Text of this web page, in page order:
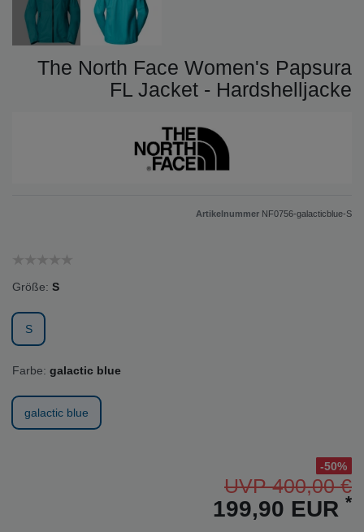
The North Face Women's Papsura
FL Jacket - Hardshelljacke
Artikelnummer NF0756-galacticblue-S
Größe: S
S
Farbe: galactic blue
galactic blue
-50%
UVP 400,00 €
199,90 EUR *